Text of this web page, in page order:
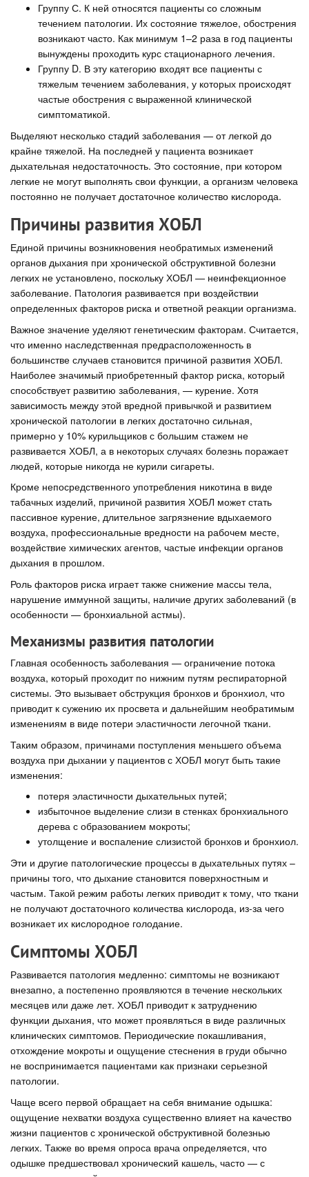
Группу С. К ней относятся пациенты со сложным
течением патологии. Их состояние тяжелое, обострения
возникают часто. Как минимум 1–2 раза в год пациенты
вынуждены проходить курс стационарного лечения.
Группу D. В эту категорию входят все пациенты с
тяжелым течением заболевания, у которых происходят
частые обострения с выраженной клинической
симптоматикой.
Выделяют несколько стадий заболевания — от легкой до
крайне тяжелой. На последней у пациента возникает
дыхательная недостаточность. Это состояние, при котором
легкие не могут выполнять свои функции, а организм человека
постоянно не получает достаточное количество кислорода.
Причины развития ХОБЛ
Единой причины возникновения необратимых изменений
органов дыхания при хронической обструктивной болезни
легких не установлено, поскольку ХОБЛ — неинфекционное
заболевание. Патология развивается при воздействии
определенных факторов риска и ответной реакции организма.
Важное значение уделяют генетическим факторам. Считается,
что именно наследственная предрасположенность в
большинстве случаев становится причиной развития ХОБЛ.
Наиболее значимый приобретенный фактор риска, который
способствует развитию заболевания, — курение. Хотя
зависимость между этой вредной привычкой и развитием
хронической патологии в легких достаточно сильная,
примерно у 10% курильщиков с большим стажем не
развивается ХОБЛ, а в некоторых случаях болезнь поражает
людей, которые никогда не курили сигареты.
Кроме непосредственного употребления никотина в виде
табачных изделий, причиной развития ХОБЛ может стать
пассивное курение, длительное загрязнение вдыхаемого
воздуха, профессиональные вредности на рабочем месте,
воздействие химических агентов, частые инфекции органов
дыхания в прошлом.
Роль факторов риска играет также снижение массы тела,
нарушение иммунной защиты, наличие других заболеваний (в
особенности — бронхиальной астмы).
Механизмы развития патологии
Главная особенность заболевания — ограничение потока
воздуха, который проходит по нижним путям респираторной
системы. Это вызывает обструкция бронхов и бронхиол, что
приводит к сужению их просвета и дальнейшим необратимым
изменениям в виде потери эластичности легочной ткани.
Таким образом, причинами поступления меньшего объема
воздуха при дыхании у пациентов с ХОБЛ могут быть такие
изменения:
потеря эластичности дыхательных путей;
избыточное выделение слизи в стенках бронхиального
дерева с образованием мокроты;
утолщение и воспаление слизистой бронхов и бронхиол.
Эти и другие патологические процессы в дыхательных путях –
причины того, что дыхание становится поверхностным и
частым. Такой режим работы легких приводит к тому, что ткани
не получают достаточного количества кислорода, из-за чего
возникает их кислородное голодание.
Симптомы ХОБЛ
Развивается патология медленно: симптомы не возникают
внезапно, а постепенно проявляются в течение нескольких
месяцев или даже лет. ХОБЛ приводит к затруднению
функции дыхания, что может проявляться в виде различных
клинических симптомов. Периодические покашливания,
отхождение мокроты и ощущение стеснения в груди обычно
не воспринимается пациентами как признаки серьезной
патологии.
Чаще всего первой обращает на себя внимание одышка:
ощущение нехватки воздуха существенно влияет на качество
жизни пациентов с хронической обструктивной болезнью
легких. Также во время опроса врача определяется, что
одышке предшествовал хронический кашель, часто — с